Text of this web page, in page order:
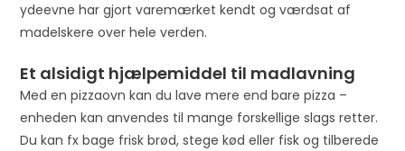
ydeevne har gjort varemærket kendt og værdsat af
madelskere over hele verden.
Et alsidigt hjælpemiddel til madlavning
Med en pizzaovn kan du lave mere end bare pizza –
enheden kan anvendes til mange forskellige slags retter.
Du kan fx bage frisk brød, stege kød eller fisk og tilberede